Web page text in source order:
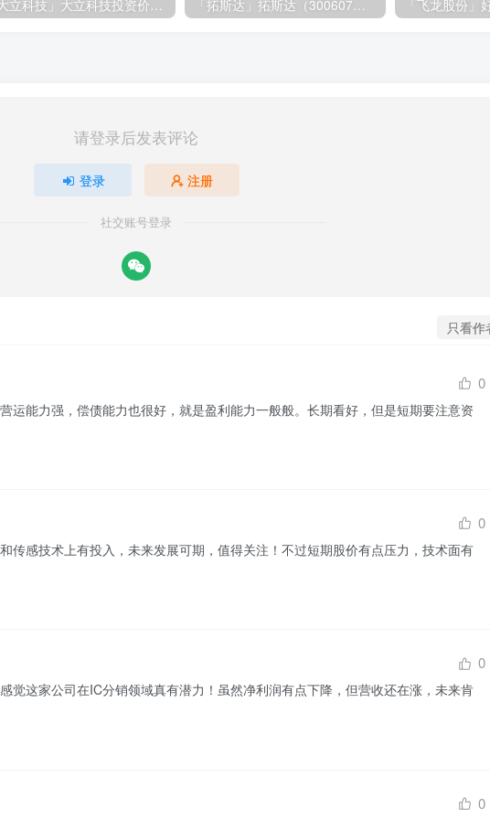
请登录后发表评论
登录 注册
社交账号登录
只看作
0
运能力强，偿债能力也很好，就是盈利能力一般般。长期看好，但是短期要注意资
0
传感技术上有投入，未来发展可期，值得关注！不过短期股价有点压力，技术面有
0
觉这家公司在IC分销领域真有潜力！虽然净利润有点下降，但营收还在涨，未来肯
0